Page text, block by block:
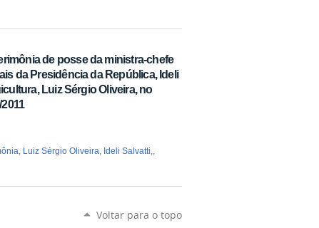
de posse da ministra-chefe
da Presidência da República, Ideli
Luiz Sérgio Oliveira, no
Luiz Sérgio Oliveira Ideli Salvatti,
Voltar para o topo